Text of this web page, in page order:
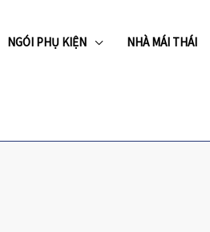
NGÓI PHỤ KIỆN NHÀ MÁI THÁI